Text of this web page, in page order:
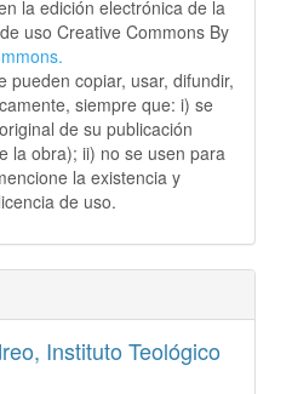
la edición electrónica de la
uso Creative Commons By
pueden copiar, usar, difundir,
siempre que: i) se
de su publicación
la obra); ii) no se usen para
la existencia y
de uso.
Instituto Teológico